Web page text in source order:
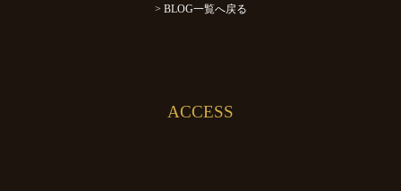
> BLOG一覧へ戻る
ACCESS